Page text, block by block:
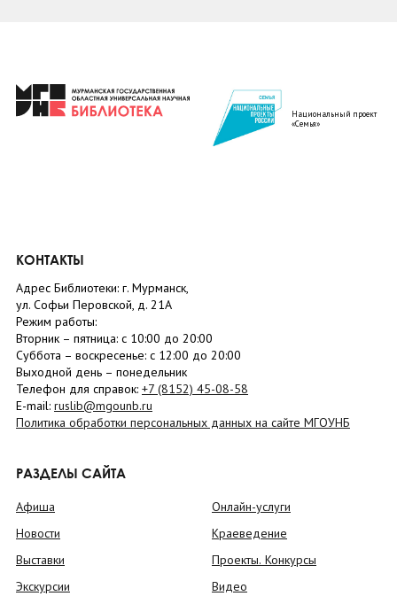
Национальный проект
«Семья»
КОНТАКТЫ
Адрес Библиотеки: г. Мурманск,
ул. Софьи Перовской, д. 21А
Режим работы:
Вторник – пятница: с 10:00 до 20:00
Суббота – воскресенье: c 12:00 до 20:00
Выходной день – понедельник
Телефон для справок: +7 (8152) 45-08-58
E-mail: ruslib@mgounb.ru
Политика обработки персональных данных на сайте МГОУНБ
РАЗДЕЛЫ САЙТА
Афиша
Новости
Выставки
Экскурсии
Онлайн-услуги
Краеведение
Проекты. Конкурсы
Видео